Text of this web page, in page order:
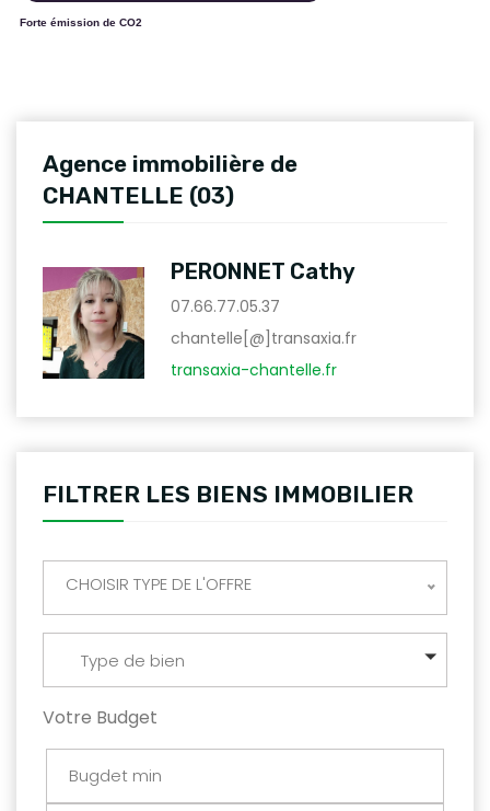
Forte émission de CO2
Agence immobilière de
CHANTELLE (03)
PERONNET Cathy
07.66.77.05.37
chantelle[@]transaxia.fr
transaxia-chantelle.fr
FILTRER LES BIENS IMMOBILIER
CHOISIR TYPE DE L'OFFRE
Type de bien
Votre Budget